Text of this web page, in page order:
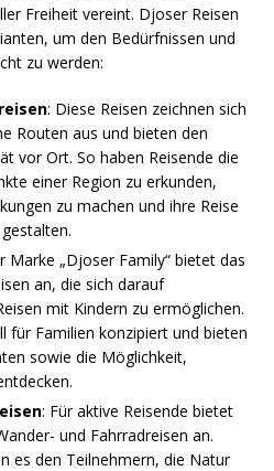
Freiheit vereint. Djoser Reisen
um den Bedürfnissen und
zu werden:
: Diese Reisen zeichnen sich
Routen aus und bieten den
vor Ort. So haben Reisende die
einer Region zu erkunden,
zu machen und ihre Reise
Marke „Djoser Family“ bietet das
an, die sich darauf
mit Kindern zu ermöglichen.
für Familien konzipiert und bieten
sowie die Möglichkeit,
: Für aktive Reisende bietet
und Fahrradreisen an.
es den Teilnehmern, die Natur